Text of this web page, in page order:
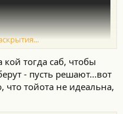
тогда саб, чтобы
- пусть решают...вот
что тойота не идеальна,